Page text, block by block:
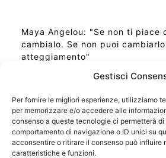
Gestisci
Per fornire le migliori esperienze, utilizziamo
per memorizzare e/o accedere alle
consenso a queste tecnologie ci permetterà
comportamento di navigazione o ID unici su
acconsentire o ritirare il consenso può influire
caratteristiche e funzioni.
Maya Angelou: "Se non ti piace
cambialo. Se non puoi
atteggiamento"
Ora Esatta in Italia in questo
Ti Senti Strano Ultimamente?
la Risonanza di Schumann
Come Sapere Se Stai